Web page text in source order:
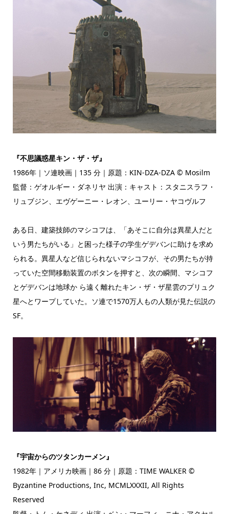
『不思議惑星キン・ザ・ザ』
1986年｜ソ連映画｜135 分｜原題：KIN-DZA-DZA © Mosilm
監督：ゲオルギー・ダネリヤ 出演：キャスト：スタニスラフ・
リュブジン、エヴゲーニー・レオン、ユーリー・ヤコヴルフ
ある日、建築技師のマシコフは、「あそこに自分は異星人だと
いう男たちがいる」と困った様子の学生ゲデバンに助けを求め
られる。異星人など信じられないマシコフが、その男たちが持
っていた空間移動装置のボタンを押すと、次の瞬間、マシコフ
とゲデバンは地球か ら遠く離れたキン・ザ・ザ星雲のプリュク
星へとワープしていた。ソ連で1570万人もの人類が見た伝説の
SF。
『宇宙からのツタンカーメン』
1982年｜アメリカ映画｜86 分｜原題：TIME WALKER ©
Byzantine Productions, Inc, MCMLXXXII, All Rights
Reserved